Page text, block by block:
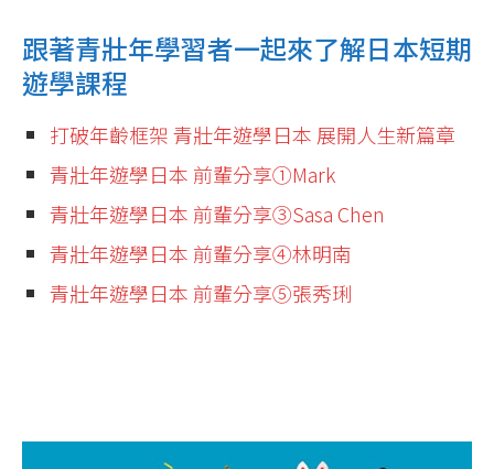
跟著青壯年學習者一起來了解日本短期
遊學課程
打破年齡框架 青壯年遊學日本 展開人生新篇章
青壯年遊學日本 前輩分享①Mark
青壯年遊學日本 前輩分享③Sasa Chen
青壯年遊學日本 前輩分享④林明南
青壯年遊學日本 前輩分享⑤張秀琍